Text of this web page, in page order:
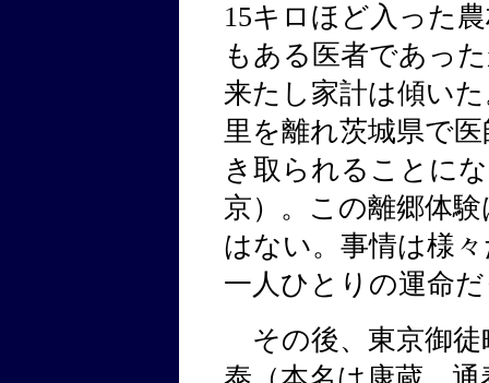
15キロほど入った
もある医者であっ
来たし家計は傾い
里を離れ茨城県で
き取られることに
京）。この離郷体
はない。事情は様
一人ひとりの運命
その後、東京御徒